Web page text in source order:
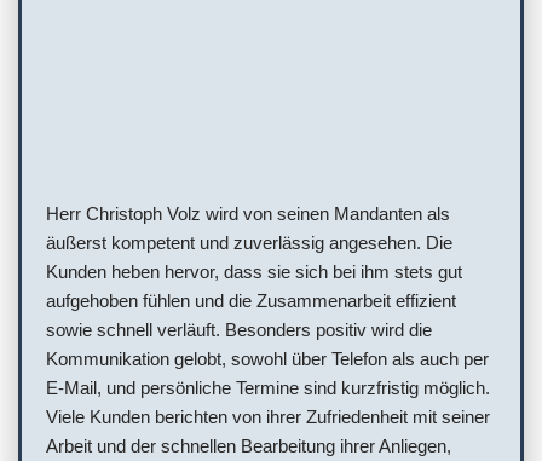
Herr Christoph Volz wird von seinen Mandanten als
äußerst kompetent und zuverlässig angesehen. Die
Kunden heben hervor, dass sie sich bei ihm stets gut
aufgehoben fühlen und die Zusammenarbeit effizient
sowie schnell verläuft. Besonders positiv wird die
Kommunikation gelobt, sowohl über Telefon als auch per
E-Mail, und persönliche Termine sind kurzfristig möglich.
Viele Kunden berichten von ihrer Zufriedenheit mit seiner
Arbeit und der schnellen Bearbeitung ihrer Anliegen,